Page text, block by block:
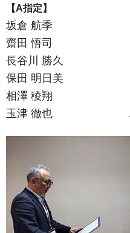
【A指定】
坂倉 航季 水泳
齋田 悟司 車い
長谷川 勝久
保田 明日美 陸
相澤 稜翔 水泳
玉津 徹也